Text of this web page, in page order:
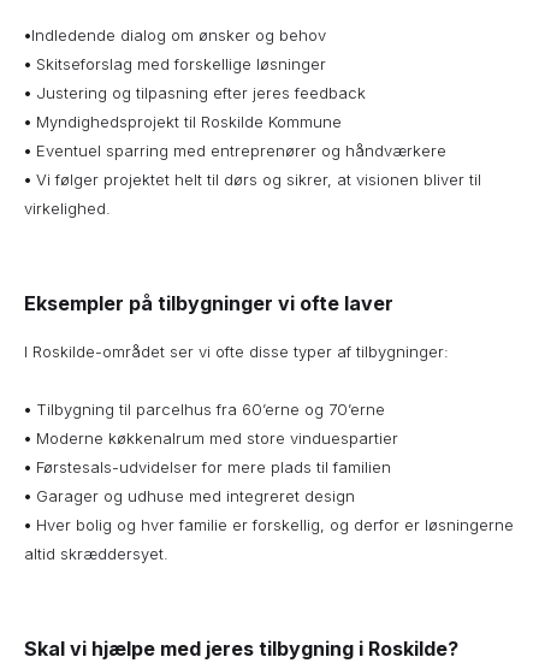
•Indledende dialog om ønsker og behov
• Skitseforslag med forskellige løsninger
• Justering og tilpasning efter jeres feedback
• Myndighedsprojekt til Roskilde Kommune
• Eventuel sparring med entreprenører og håndværkere
• Vi følger projektet helt til dørs og sikrer, at visionen bliver til
virkelighed.
Eksempler på tilbygninger vi ofte laver
I Roskilde-området ser vi ofte disse typer af tilbygninger:
• Tilbygning til parcelhus fra 60’erne og 70’erne
• Moderne køkkenalrum med store vinduespartier
• Førstesals-udvidelser for mere plads til familien
• Garager og udhuse med integreret design
• Hver bolig og hver familie er forskellig, og derfor er løsningerne
altid skræddersyet.
Skal vi hjælpe med jeres tilbygning i Roskilde?